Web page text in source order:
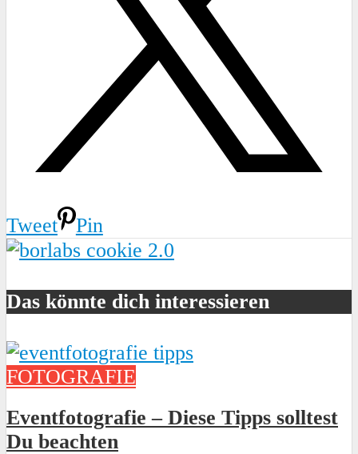
Tweet Pin
Das könnte dich interessieren
FOTOGRAFIE
Eventfotografie – Diese Tipps solltest
Du beachten